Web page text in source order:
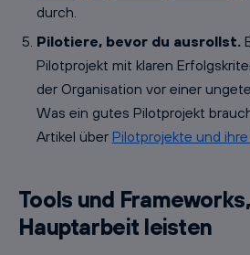
durch.
Pilotiere, bevor du ausrollst.
Pilotprojekt mit klaren
der Organisation vor einer
Was ein gutes Pilotprojekt
Artikel über Pilotprojekte und
Tools und
Hauptarbeit leisten